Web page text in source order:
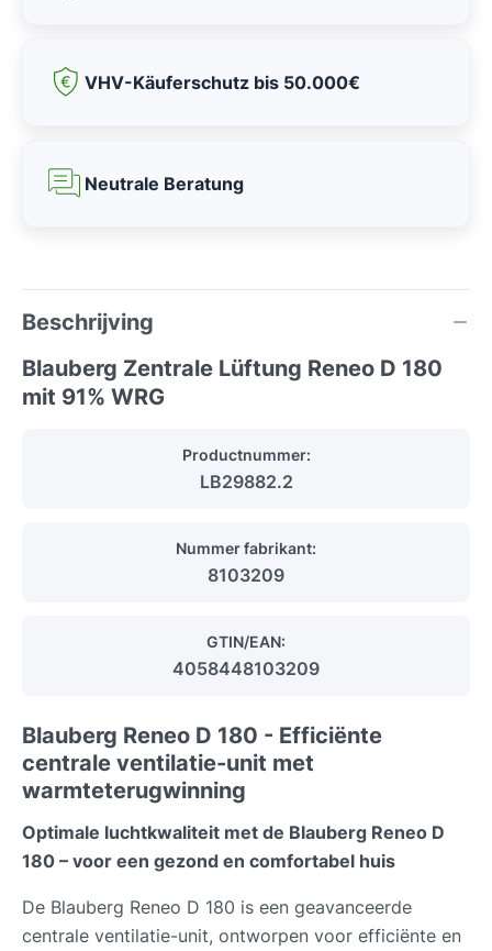
VHV-Käuferschutz bis 50.000€
Neutrale Beratung
Beschrijving
Blauberg Zentrale Lüftung Reneo D 180
mit 91% WRG
Productnummer:
LB29882.2
Nummer fabrikant:
8103209
GTIN/EAN:
4058448103209
Blauberg Reneo D 180 - Efficiënte
centrale ventilatie-unit met
warmteterugwinning
Optimale luchtkwaliteit met de Blauberg Reneo D
180 – voor een gezond en comfortabel huis
De Blauberg Reneo D 180 is een geavanceerde
centrale ventilatie-unit, ontworpen voor efficiënte en